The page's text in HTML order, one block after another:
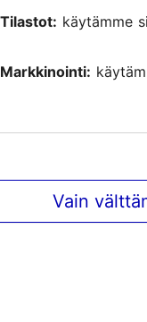
Tilastot: käytämme
Markkinointi:
Vain